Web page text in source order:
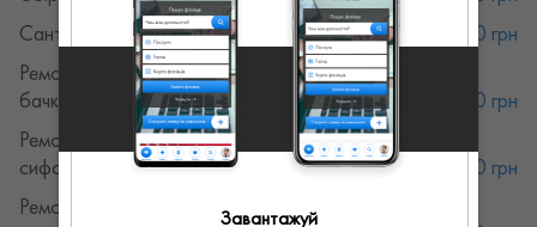
Сантехнік
от 300 грн
Ремонт сантехніки. Ремонт зливних
бачків
от 400 грн
Ремонт сантехніки. Ремонт крану,
сифону, змішувача
от 300 грн
Ремонт сантехніки. Прочищення
Завантажуй